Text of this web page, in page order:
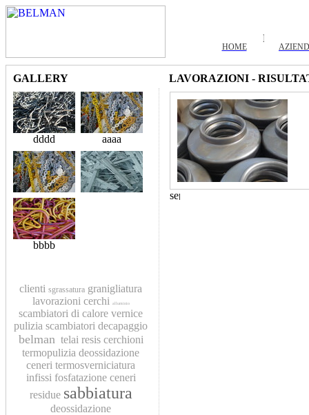
HOME
GALLERY LAVORAZIONI -
dddd aaaa
bbbb
clienti sgrassatura granigliatura
lavorazioni cerchi alluminio
scambiatori di calore vernice
pulizia scambiatori decapaggio
belman telai resis cerchioni
termopulizia deossidazione
ceneri termosverniciatura
infissi fosfatazione ceneri
residue sabbiatura
deossidazione